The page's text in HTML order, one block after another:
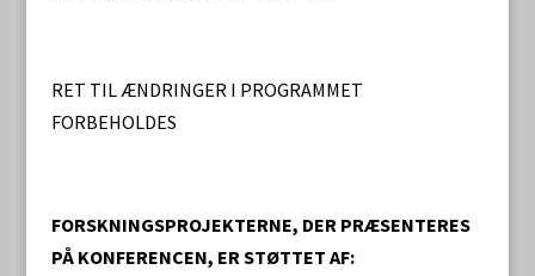
RET TIL ÆNDRINGER I PROGRAMMET
FORBEHOLDES
FORSKNINGSPROJEKTERNE, DER PRÆSENTERES
PÅ KONFERENCEN, ER STØTTET AF: